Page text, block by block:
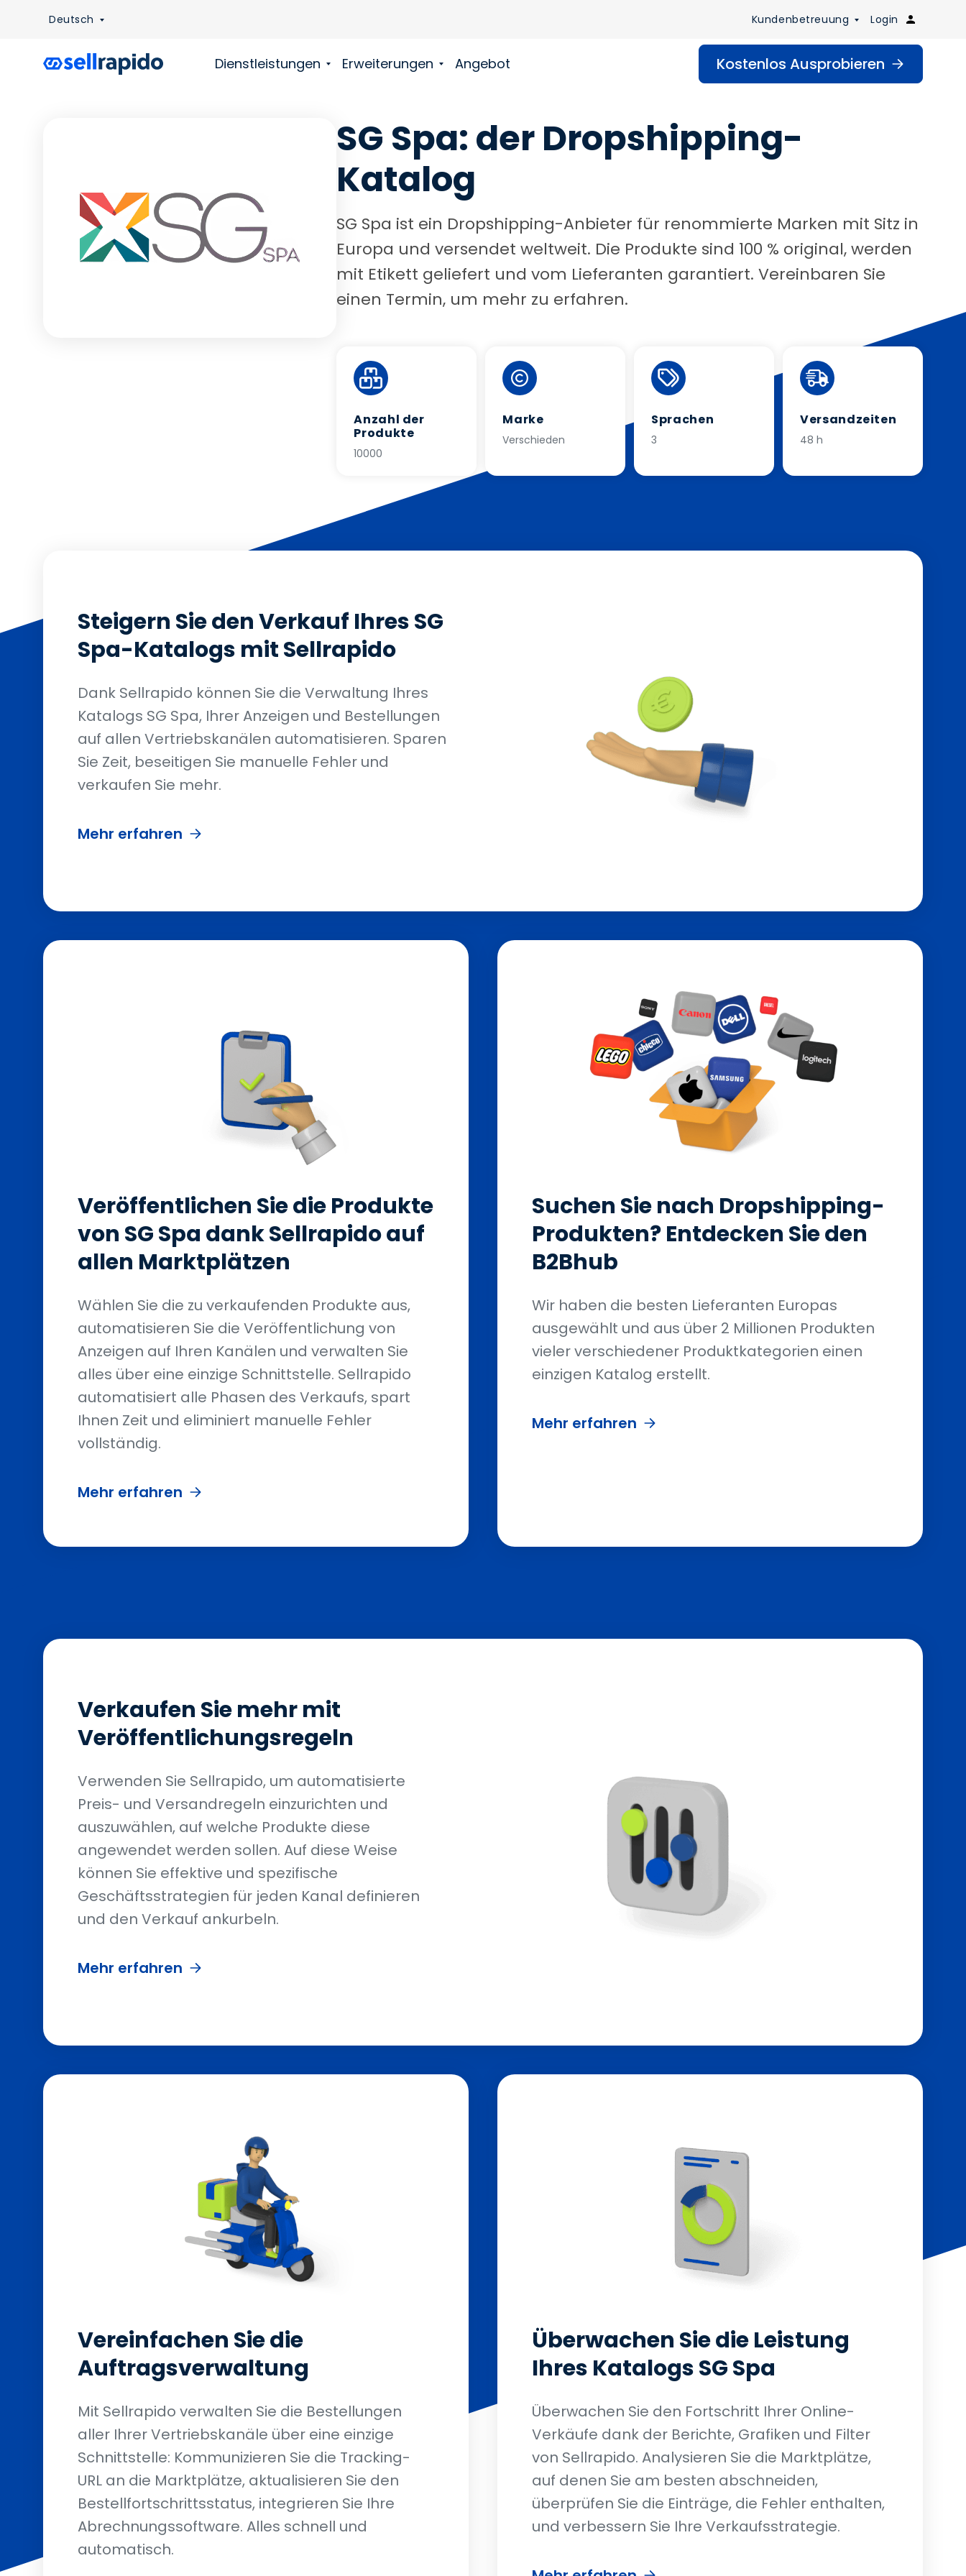
Dienstleistungen Erweiterungen Angebot Kostenlos Ausprobieren
Deutsch Kundenbetreuung Login
SG Spa: der Dropshipping-
Katalog
SG Spa ist ein Dropshipping-Anbieter für renommierte Marken mit Sitz in
Europa und versendet weltweit. Die Produkte sind 100 % original, werden
mit Etikett geliefert und vom Lieferanten garantiert. Vereinbaren Sie
einen Termin, um mehr zu erfahren.
Anzahl der
Produkte
10000
Marke
Verschieden
Sprachen
3
Versandzeiten
48 h
Steigern Sie den Verkauf Ihres SG
Spa-Katalogs mit Sellrapido
Dank Sellrapido können Sie die Verwaltung Ihres
Katalogs SG Spa, Ihrer Anzeigen und Bestellungen
auf allen Vertriebskanälen automatisieren. Sparen
Sie Zeit, beseitigen Sie manuelle Fehler und
verkaufen Sie mehr.
Mehr erfahren
Veröffentlichen Sie die Produkte
von SG Spa dank Sellrapido auf
allen Marktplätzen
Wählen Sie die zu verkaufenden Produkte aus,
automatisieren Sie die Veröffentlichung von
Anzeigen auf Ihren Kanälen und verwalten Sie
alles über eine einzige Schnittstelle. Sellrapido
automatisiert alle Phasen des Verkaufs, spart
Ihnen Zeit und eliminiert manuelle Fehler
vollständig.
Mehr erfahren
Suchen Sie nach Dropshipping-
Produkten? Entdecken Sie den
B2Bhub
Wir haben die besten Lieferanten Europas
ausgewählt und aus über 2 Millionen Produkten
vieler verschiedener Produktkategorien einen
einzigen Katalog erstellt.
Mehr erfahren
Verkaufen Sie mehr mit
Veröffentlichungsregeln
Verwenden Sie Sellrapido, um automatisierte
Preis- und Versandregeln einzurichten und
auszuwählen, auf welche Produkte diese
angewendet werden sollen. Auf diese Weise
können Sie effektive und spezifische
Geschäftsstrategien für jeden Kanal definieren
und den Verkauf ankurbeln.
Mehr erfahren
Vereinfachen Sie die
Auftragsverwaltung
Mit Sellrapido verwalten Sie die Bestellungen
aller Ihrer Vertriebskanäle über eine einzige
Schnittstelle: Kommunizieren Sie die Tracking-
URL an die Marktplätze, aktualisieren Sie den
Bestellfortschrittsstatus, integrieren Sie Ihre
Abrechnungssoftware. Alles schnell und
automatisch.
Überwachen Sie die Leistung
Ihres Katalogs SG Spa
Überwachen Sie den Fortschritt Ihrer Online-
Verkäufe dank der Berichte, Grafiken und Filter
von Sellrapido. Analysieren Sie die Marktplätze,
auf denen Sie am besten abschneiden,
überprüfen Sie die Einträge, die Fehler enthalten,
und verbessern Sie Ihre Verkaufsstrategie.